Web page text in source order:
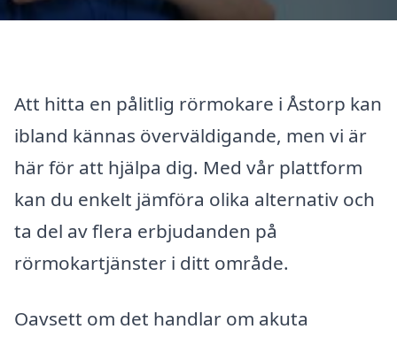
Att hitta en pålitlig rörmokare i Åstorp kan
ibland kännas överväldigande, men vi är
här för att hjälpa dig. Med vår plattform
kan du enkelt jämföra olika alternativ och
ta del av flera erbjudanden på
rörmokartjänster i ditt område.
Oavsett om det handlar om akuta